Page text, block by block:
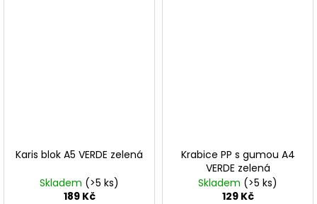
Karis blok A5 VERDE zelená
Skladem (>5 ks)
189 Kč
Krabice PP s gumou A4
VERDE zelená
Skladem (>5 ks)
129 Kč